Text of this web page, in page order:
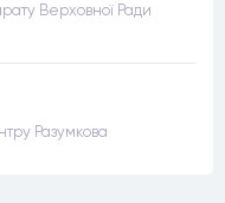
Верховної Ради
Разумкова